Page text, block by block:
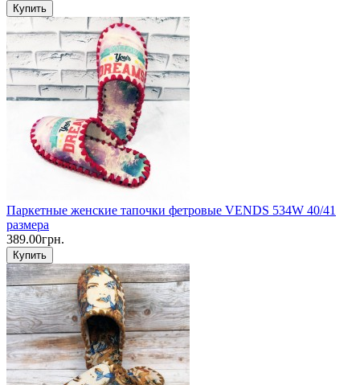
Купить
Паркетные женские тапочки фетровые VENDS 534W 40/41
размера
389.00грн.
Купить